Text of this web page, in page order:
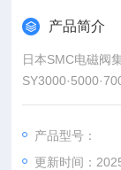
产品简介
日本SMC电磁阀
装板 各自配线 42
产品型号：
更新时间：